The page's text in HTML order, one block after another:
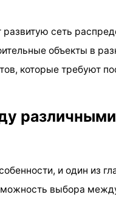
сеть
объекты в
которые требуют
и один из
выбора